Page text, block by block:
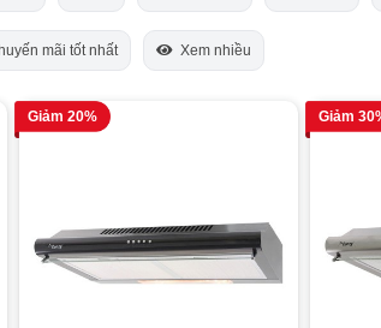
mãi tốt nhất Xem nhiều
Giảm 20% Giảm